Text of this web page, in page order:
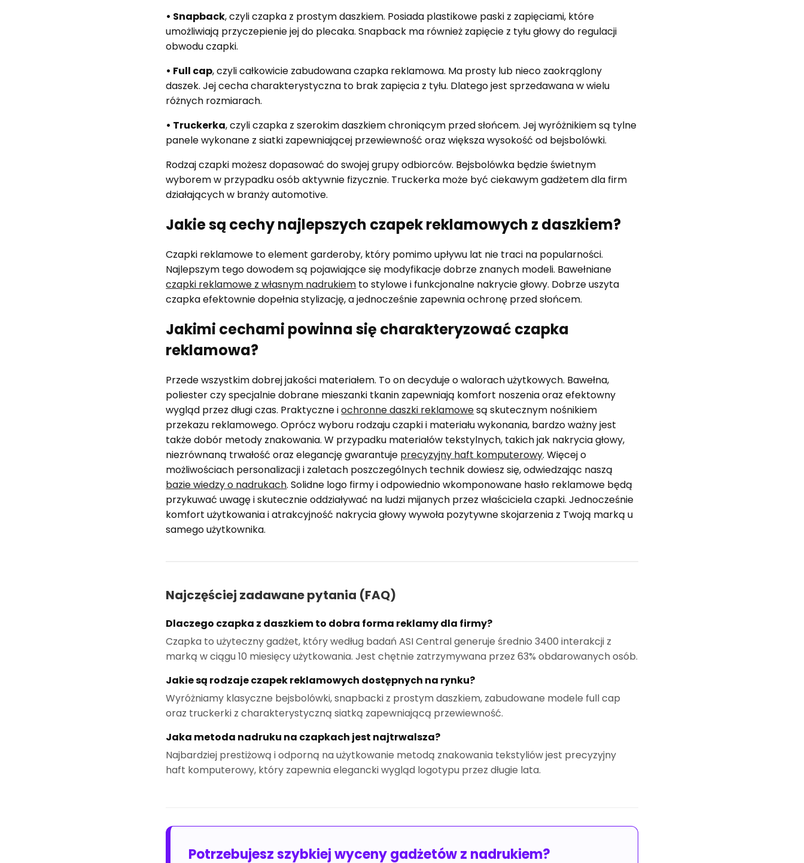
• Snapback, czyli czapka z prostym daszkiem. Posiada plastikowe paski z zapięciami, które
umożliwiają przyczepienie jej do plecaka. Snapback ma również zapięcie z tyłu głowy do regulacji
obwodu czapki.
• Full cap, czyli całkowicie zabudowana czapka reklamowa. Ma prosty lub nieco zaokrąglony
daszek. Jej cecha charakterystyczna to brak zapięcia z tyłu. Dlatego jest sprzedawana w wielu
różnych rozmiarach.
• Truckerka, czyli czapka z szerokim daszkiem chroniącym przed słońcem. Jej wyróżnikiem są tylne
panele wykonane z siatki zapewniającej przewiewność oraz większa wysokość od bejsbolówki.
Rodzaj czapki możesz dopasować do swojej grupy odbiorców. Bejsbolówka będzie świetnym
wyborem w przypadku osób aktywnie fizycznie. Truckerka może być ciekawym gadżetem dla firm
działających w branży automotive.
Jakie są cechy najlepszych czapek reklamowych z daszkiem?
Czapki reklamowe to element garderoby, który pomimo upływu lat nie traci na popularności.
Najlepszym tego dowodem są pojawiające się modyfikacje dobrze znanych modeli. Bawełniane
czapki reklamowe z własnym nadrukiem to stylowe i funkcjonalne nakrycie głowy. Dobrze uszyta
czapka efektownie dopełnia stylizację, a jednocześnie zapewnia ochronę przed słońcem.
Jakimi cechami powinna się charakteryzować czapka
reklamowa?
Przede wszystkim dobrej jakości materiałem. To on decyduje o walorach użytkowych. Bawełna,
poliester czy specjalnie dobrane mieszanki tkanin zapewniają komfort noszenia oraz efektowny
wygląd przez długi czas. Praktyczne iochronne daszki reklamowesą skutecznym nośnikiem
przekazu reklamowego. Oprócz wyboru rodzaju czapki i materiału wykonania, bardzo ważny jest
także dobór metody znakowania. W przypadku materiałów tekstylnych, takich jak nakrycia głowy,
niezrównaną trwałość oraz elegancję gwarantuje precyzyjny haft komputerowy. Więcej o
możliwościach personalizacji i zaletach poszczególnych technik dowiesz się, odwiedzając naszą
bazie wiedzy o nadrukach. Solidne logo firmy i odpowiednio wkomponowane hasło reklamowe będą
przykuwać uwagę i skutecznie oddziaływać na ludzi mijanych przez właściciela czapki. Jednocześnie
komfort użytkowania i atrakcyjność nakrycia głowy wywoła pozytywne skojarzenia z Twoją marką u
samego użytkownika.
Najczęściej zadawane pytania (FAQ)
Dlaczego czapka z daszkiem to dobra forma reklamy dla firmy?
Czapka to użyteczny gadżet, który według badań ASI Central generuje średnio 3400 interakcji z
marką w ciągu 10 miesięcy użytkowania. Jest chętnie zatrzymywana przez 63% obdarowanych osób.
Jakie są rodzaje czapek reklamowych dostępnych na rynku?
Wyróżniamy klasyczne bejsbolówki, snapbacki z prostym daszkiem, zabudowane modele full cap
oraz truckerki z charakterystyczną siatką zapewniającą przewiewność.
Jaka metoda nadruku na czapkach jest najtrwalsza?
Najbardziej prestiżową i odporną na użytkowanie metodą znakowania tekstyliów jest precyzyjny
haft komputerowy, który zapewnia elegancki wygląd logotypu przez długie lata.
Potrzebujesz szybkiej wyceny gadżetów z nadrukiem?